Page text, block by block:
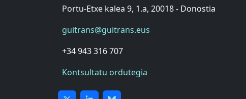
Portu-Etxe kalea 9, 1.a, 20018 - Donostia
guitrans@guitrans.eus
+34 943 316 707
Kontsultatu ordutegia